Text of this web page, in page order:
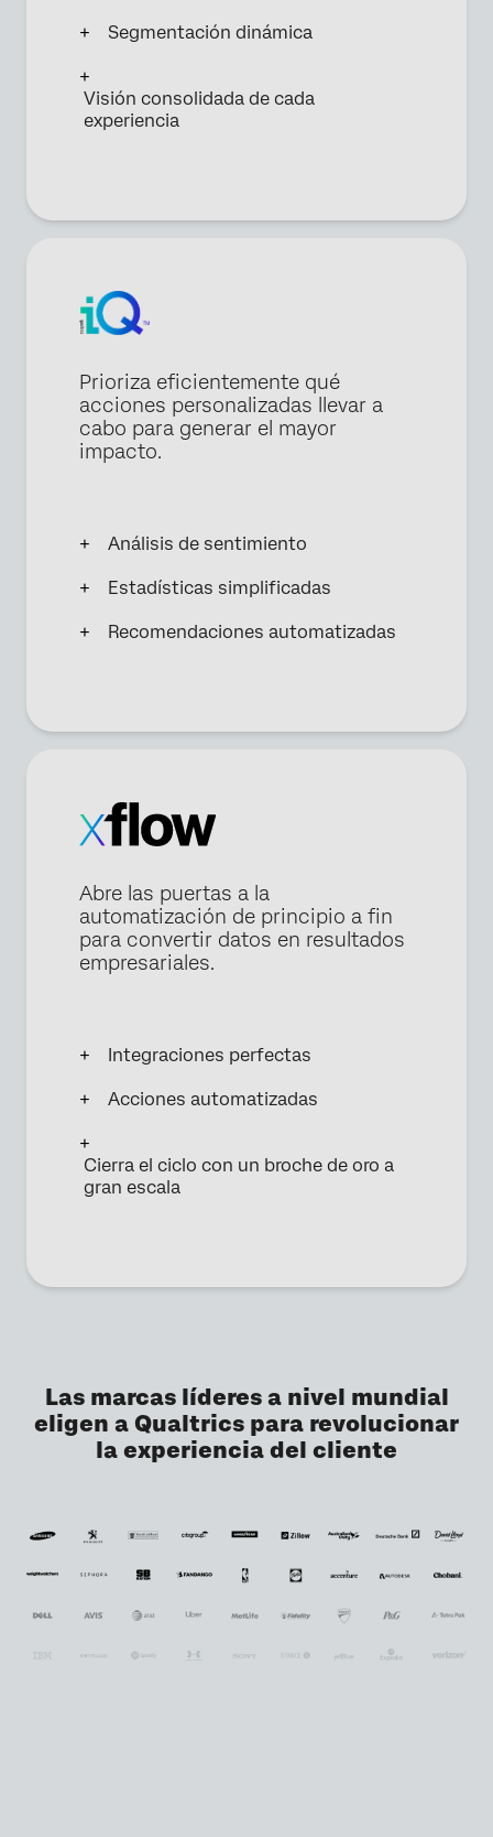
Segmentación dinámica
Visión consolidada de cada
experiencia
Prioriza eficientemente qué
acciones personalizadas llevar a
cabo para generar el mayor
impacto.
Análisis de sentimiento
Estadísticas simplificadas
Recomendaciones automatizadas
Abre las puertas a la
automatización de principio a fin
para convertir datos en resultados
empresariales.
Integraciones perfectas
Acciones automatizadas
Cierra el ciclo con un broche de oro a
gran escala
Las marcas líderes a nivel mundial
eligen a Qualtrics para revolucionar
la experiencia del cliente